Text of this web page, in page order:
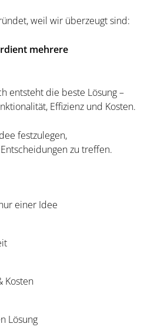
weil wir überzeugt sind:
mehrere
entsteht die beste Lösung –
Effizienz und Kosten.
festzulegen,
zu treffen.
einer Idee
Kosten
Lösung